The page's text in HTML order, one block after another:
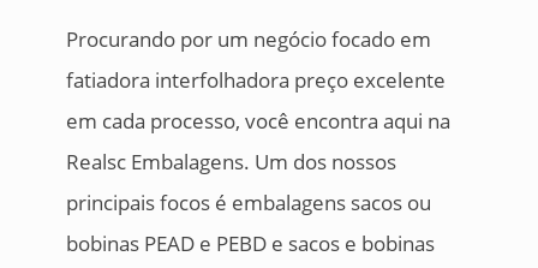
Procurando por um negócio focado em
fatiadora interfolhadora preço excelente
em cada processo, você encontra aqui na
Realsc Embalagens. Um dos nossos
principais focos é embalagens sacos ou
bobinas PEAD e PEBD e sacos e bobinas